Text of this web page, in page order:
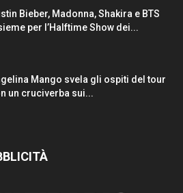
Bieber, Madonna, Shakira e BTS
per l’Halftime Show dei...
Mango svela gli ospiti del tour
un cruciverba sui...